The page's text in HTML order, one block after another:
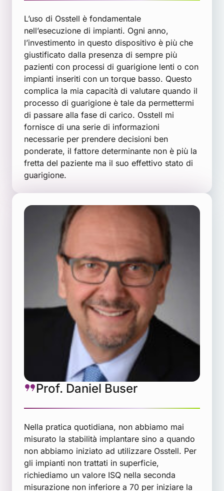
L’uso di Osstell è fondamentale
nell’esecuzione di impianti. Ogni anno,
l’investimento in questo dispositivo è più che
giustificato dalla presenza di sempre più
pazienti con processi di guarigione lenti o con
impianti inseriti con un torque basso. Questo
complica la mia capacità di valutare quando il
processo di guarigione è tale da permettermi
di passare alla fase di carico. Osstell mi
fornisce di una serie di informazioni
necessarie per prendere decisioni ben
ponderate, il fattore determinante non è più la
fretta del paziente ma il suo effettivo stato di
guarigione.
Prof. Daniel Buser
Nella pratica quotidiana, non abbiamo mai
misurato la stabilità implantare sino a quando
non abbiamo iniziato ad utilizzare Osstell. Per
gli impianti non trattati in superficie,
richiediamo un valore ISQ nella seconda
misurazione non inferiore a 70 per iniziare la